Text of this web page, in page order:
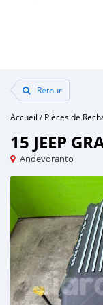
Retour
Accueil /Pièces de
15 JEEP
Andevoranto